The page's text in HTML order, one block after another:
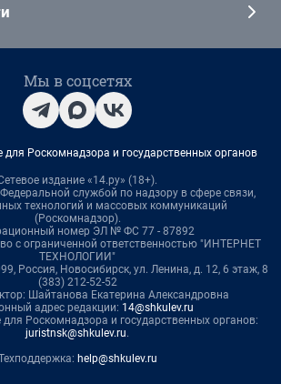
Мы в соцсетях
для Роскомнадзора и государственных органов
издание «14.ру» (18+).
службой по надзору в сфере связи,
технологий и массовых коммуникаций
(Роскомнадзор).
номер ЭЛ № ФС 77 - 87892
с ограниченной ответственностью "ИНТЕРНЕТ
ТЕХНОЛОГИИ"
Россия, Новосибирск, ул. Ленина, д. 12, 6 этаж, 8
(383) 212-52-52
Шайтанова Екатерина Александровна
адрес редакции: 14@shkulev.ru
Роскомнадзора и государственных органов:
juristnsk@shkulev.ru.
help@shkulev.ru